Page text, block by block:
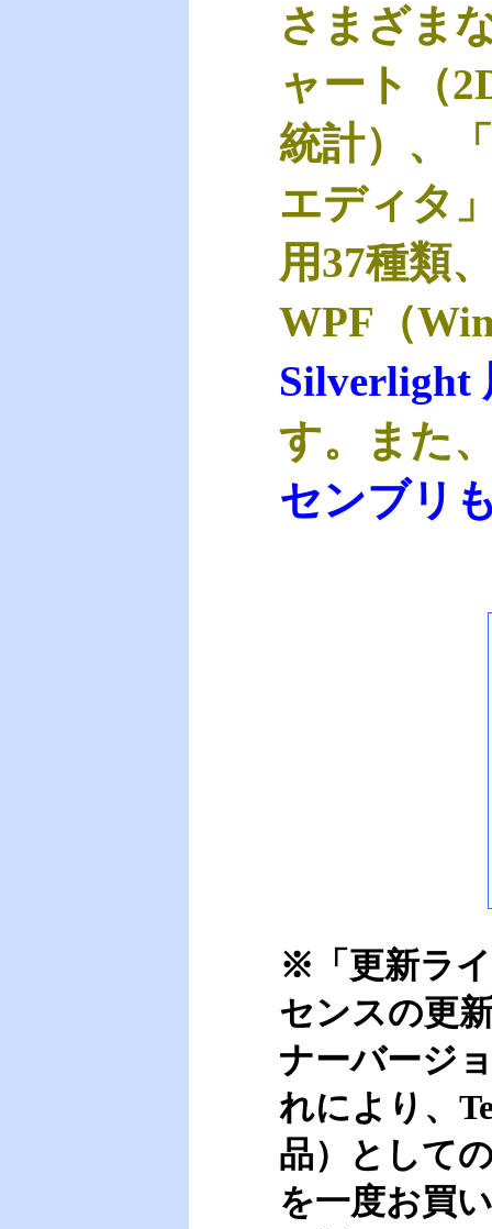
さまざま
ャート（
統計）、
エディタ
用37種類
WPF（
Silverlight
す。また
センブリ
※「更新ラ
センスの更
ナーバージ
れにより、
品）として
を一度お買